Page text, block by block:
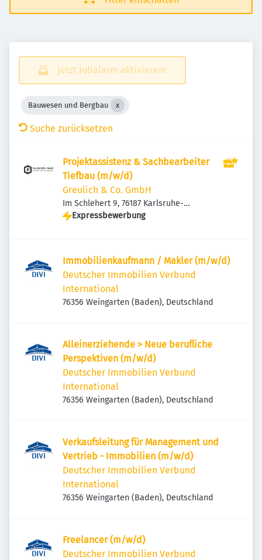
Jetzt Jobalarm aktivieren!
Bauwesen und Bergbau
Suche zurücksetzen
Projektassistenz & Sachbearbeiter
Tiefbau (m/w/d)
Greulich & Co. GmbH
Im Schlehert 9, 76187 Karlsruhe-
Knielingen, Deutschland
Expressbewerbung
Immobilienkaufmann / Makler (m/w/d)
Deutscher Immobilien Verbund
International
76356 Weingarten (Baden), Deutschland
Alleinerziehende > Neue berufliche
Perspektiven (m/w/d)
Deutscher Immobilien Verbund
International
76356 Weingarten (Baden), Deutschland
Verkaufsleitung für Management und
Vertrieb - Immobilien (m/w/d)
Deutscher Immobilien Verbund
International
76356 Weingarten (Baden), Deutschland
Freelancer (m/w/d)
Deutscher Immobilien Verbund